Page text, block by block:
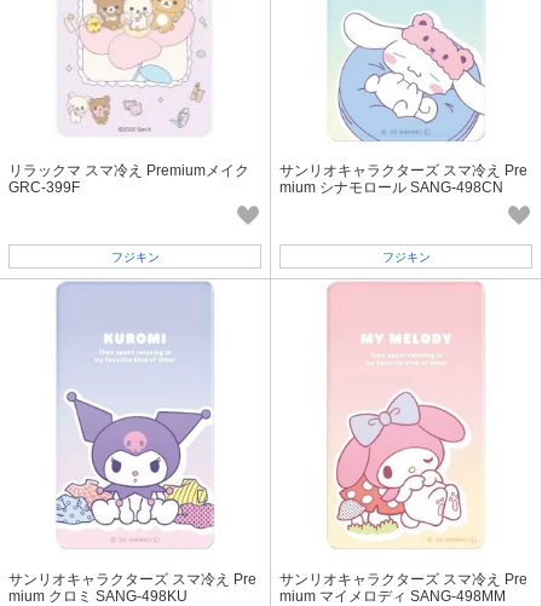
リラックマ スマ冷え Premiumメイク
GRC-399F
フジキン
サンリオキャラクターズ スマ冷え Pre
mium シナモロール SANG-498CN
フジキン
サンリオキャラクターズ スマ冷え Pre
mium クロミ SANG-498KU
サンリオキャラクターズ スマ冷え Pre
mium マイメロディ SANG-498MM